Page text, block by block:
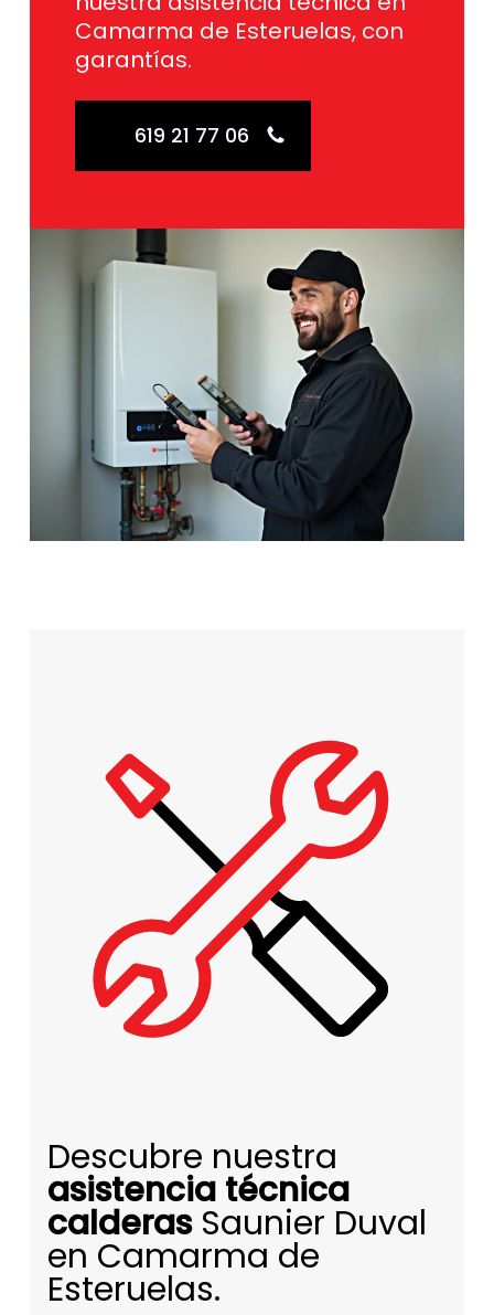
Camarma de Esteruelas, con
garantías.
619 21 77 06
Descubre nuestra
asistencia técnica
calderasSaunier Duval
en Camarma de
Esteruelas.